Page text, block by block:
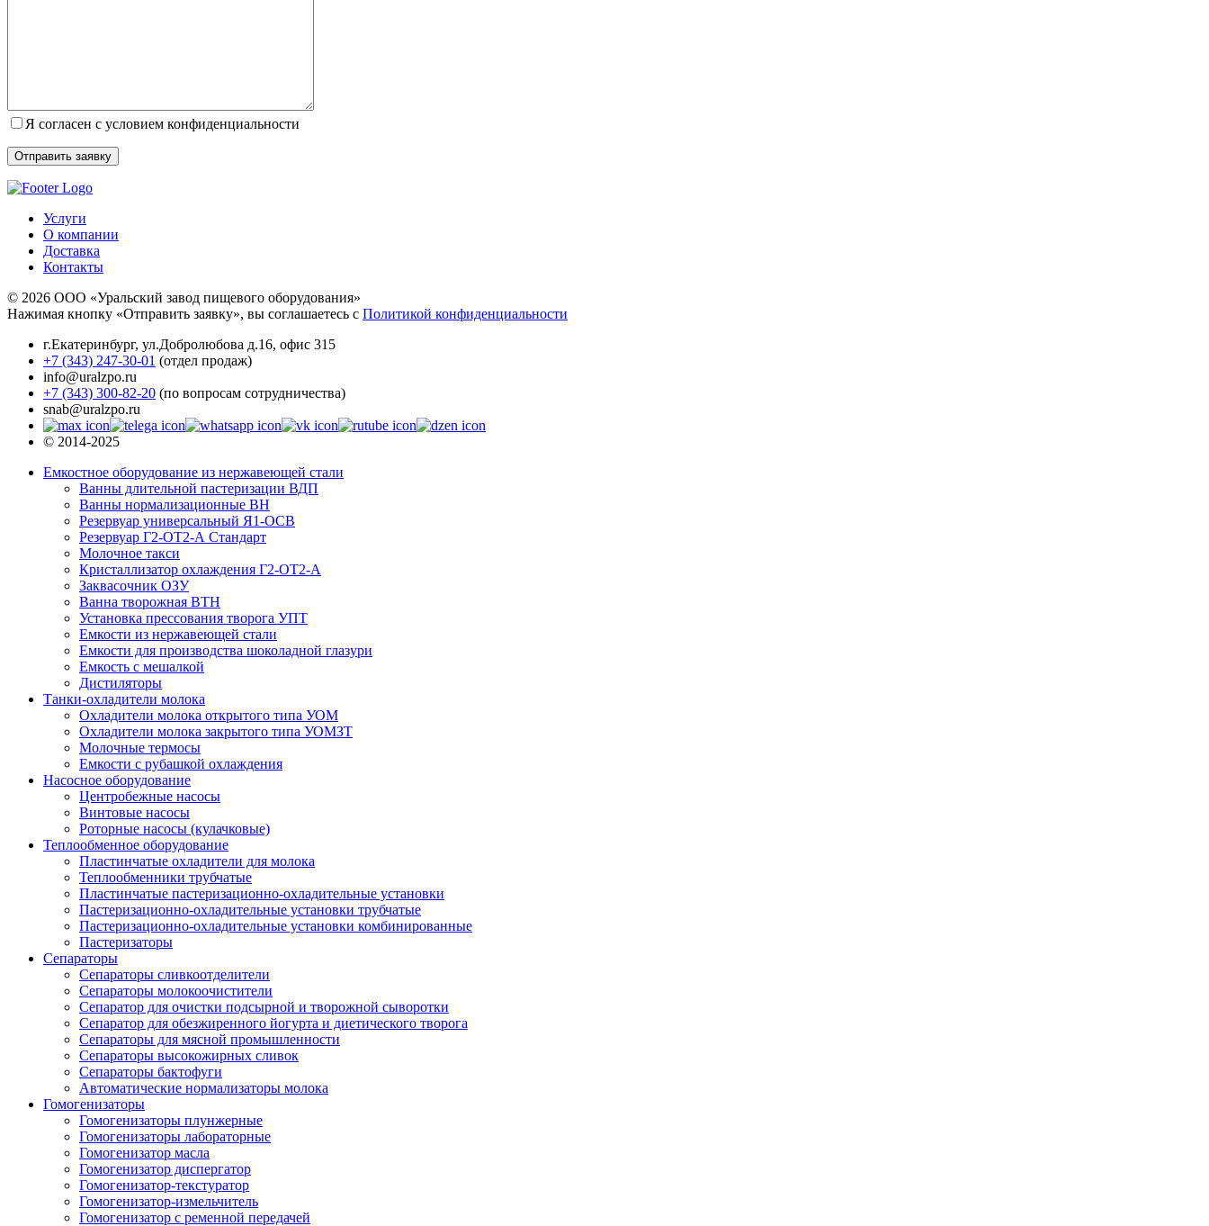
Я согласен с условием конфиденциальности
Услуги
О компании
Доставка
Контакты
© 2026 ООО «Уральский завод пищевого оборудования»
Нажимая кнопку «Отправить заявку», вы соглашаетесь с Политикой конфиденциальности
г.Екатеринбург, ул.Добролюбова д.16, офис 315
+7 (343) 247-30-01 (отдел продаж)
info@uralzpo.ru
+7 (343) 300-82-20 (по вопросам сотрудничества)
snab@uralzpo.ru
© 2014-2025
Емкостное оборудование из нержавеющей стали
Ванны длительной пастеризации ВДП
Ванны нормализационные ВН
Резервуар универсальный Я1-ОСВ
Резервуар Г2-ОТ2-А Стандарт
Молочное такси
Кристаллизатор охлаждения Г2-ОТ2-А
Заквасочник ОЗУ
Ванна творожная ВТН
Установка прессования творога УПТ
Емкости из нержавеющей стали
Емкости для производства шоколадной глазури
Емкость с мешалкой
Дистиляторы
Танки-охладители молока
Охладители молока открытого типа УОМ
Охладители молока закрытого типа УОМЗТ
Молочные термосы
Емкости с рубашкой охлаждения
Насосное оборудование
Центробежные насосы
Винтовые насосы
Роторные насосы (кулачковые)
Теплообменное оборудование
Пластинчатые охладители для молока
Теплообменники трубчатые
Пластинчатые пастеризационно-охладительные установки
Пастеризационно-охладительные установки трубчатые
Пастеризационно-охладительные установки комбинированные
Пастеризаторы
Сепараторы
Сепараторы сливкоотделители
Сепараторы молокоочистители
Сепаратор для очистки подсырной и творожной сыворотки
Сепаратор для обезжиренного йогурта и диетического творога
Сепараторы для мясной промышленности
Сепараторы высокожирных сливок
Сепараторы бактофуги
Автоматические нормализаторы молока
Гомогенизаторы
Гомогенизаторы плунжерные
Гомогенизаторы лабораторные
Гомогенизатор масла
Гомогенизатор диспергатор
Гомогенизатор-текстуратор
Гомогенизатор-измельчитель
Гомогенизатор с ременной передачей